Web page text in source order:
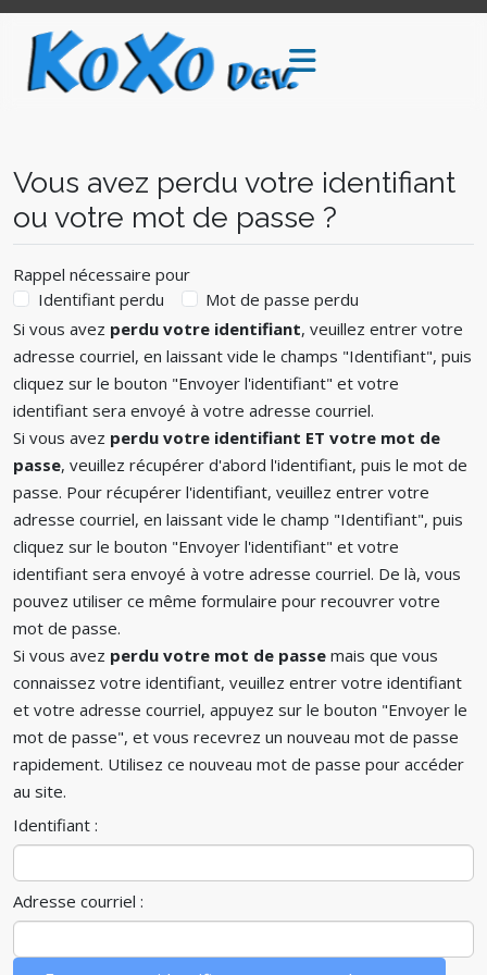
Vous avez perdu votre identifiant
ou votre mot de passe ?
Rappel nécessaire pour
Identifiant perdu
Mot de passe perdu
Si vous avez perdu votre identifiant, veuillez entrer votre
adresse courriel, en laissant vide le champs "Identifiant", puis
cliquez sur le bouton "Envoyer l'identifiant" et votre
identifiant sera envoyé à votre adresse courriel.
Si vous avez perdu votre identifiant ET votre mot de
passe, veuillez récupérer d'abord l'identifiant, puis le mot de
passe. Pour récupérer l'identifiant, veuillez entrer votre
adresse courriel, en laissant vide le champ "Identifiant", puis
cliquez sur le bouton "Envoyer l'identifiant" et votre
identifiant sera envoyé à votre adresse courriel. De là, vous
pouvez utiliser ce même formulaire pour recouvrer votre
mot de passe.
Si vous avez perdu votre mot de passe mais que vous
connaissez votre identifiant, veuillez entrer votre identifiant
et votre adresse courriel, appuyez sur le bouton "Envoyer le
mot de passe", et vous recevrez un nouveau mot de passe
rapidement. Utilisez ce nouveau mot de passe pour accéder
au site.
Identifiant :
Adresse courriel :